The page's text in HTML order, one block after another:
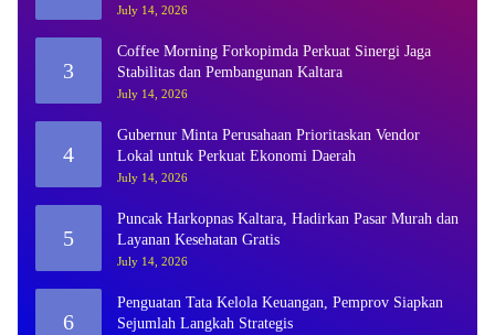
July 14, 2026
3
Coffee Morning Forkopimda Perkuat Sinergi Jaga
Stabilitas dan Pembangunan Kaltara
July 14, 2026
4
Gubernur Minta Perusahaan Prioritaskan Vendor
Lokal untuk Perkuat Ekonomi Daerah
July 14, 2026
5
Puncak Harkopnas Kaltara, Hadirkan Pasar Murah dan
Layanan Kesehatan Gratis
July 14, 2026
6
Penguatan Tata Kelola Keuangan, Pemprov Siapkan
Sejumlah Langkah Strategis